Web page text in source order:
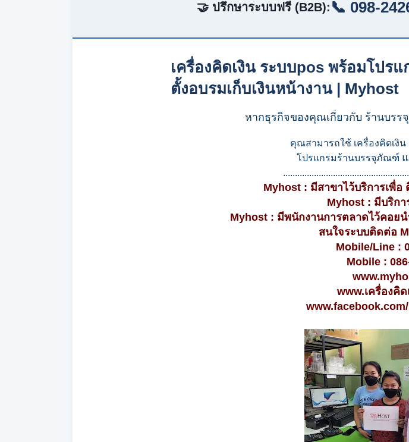
🤝 ปรึกษาระบบฟรี (B2B): 📞 098-
เครื่องคิดเงิน ระบบpos พร้อมโป
ตั้งอบรมเก็บเงินหน้างาน | Myhost
หากธุรกิจของคุณเกี่ยวกับ ร้านบร
คุณสามารถใช้ เครื่องคิดเงิ
โปรแกรมร้านบรรจุภัณฑ์
Myhost : มีสาขาไว้บริการเพื่อ
Myhost : มีบริกา
Myhost : มีพนักงานการตลาดไว้คอย
สนใจระบบติดต่อ
Mobile/Line :
Mobile :
www.เครื่องคิ